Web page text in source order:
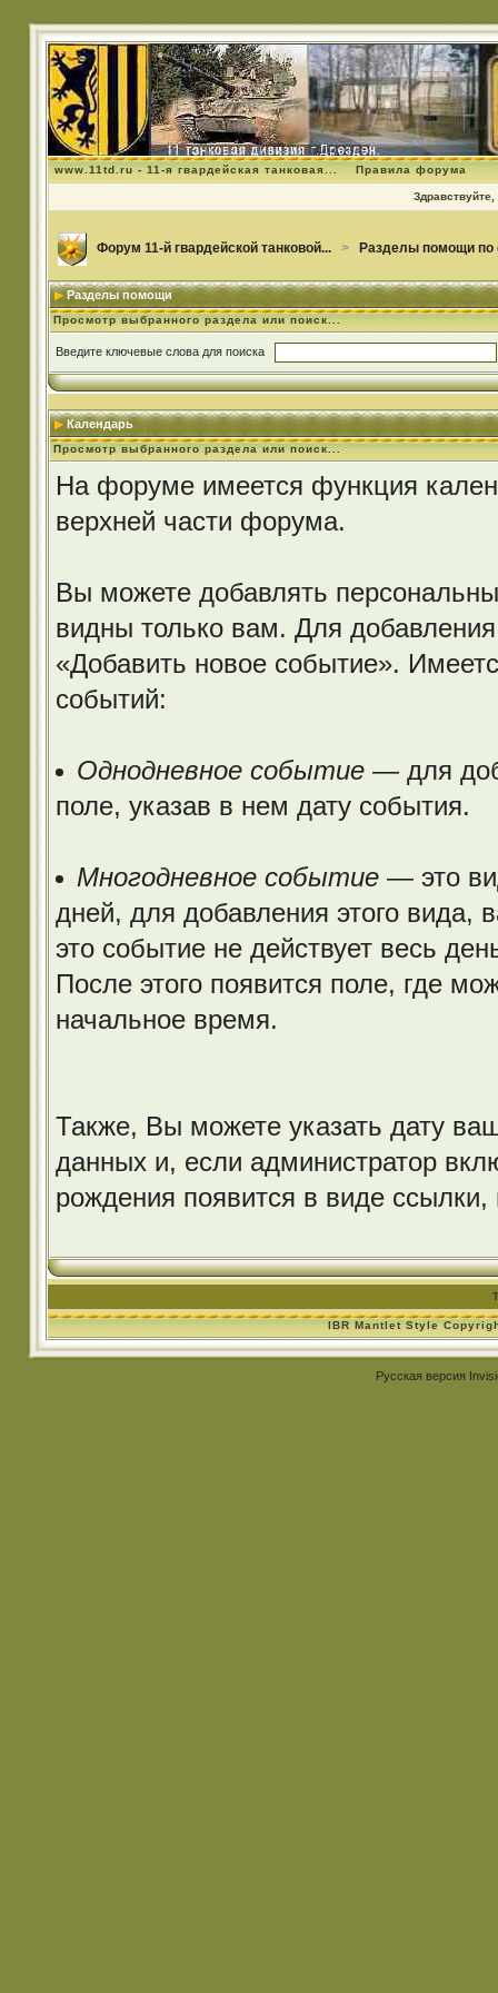
www.11td.ru - 11-я гвардейская танковая... Правила форума
Здравствуйте,
Форум 11-й гвардейской танковой... > Разделы помощи
Разделы помощи
Просмотр выбранного раздела или поиск...
Введите ключевые слова для поиска
Календарь
Просмотр выбранного раздела или поиск...
На форуме имеется функция
верхней части форума.
Вы можете добавлять
видны только вам. Для
«Добавить новое событие».
событий:
Однодневное событие— для
поле, указав в нем дату события.
Многодневное событие— это
дней, для добавления этого вида,
это событие не действует весь
После этого появится поле, где
начальное время.
Также, Вы можете указать дату
данных и, если администратор
рождения появится в виде
IBR Mantlet Style
Русская версия